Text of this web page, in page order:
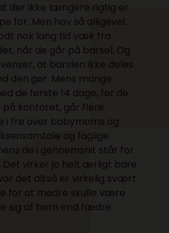
der ikke længere rigtig er
for. Men hov så alligevel.
nok lang tid væk fra
når de går på barsel. Og
at barslen ikke deles
den gør. Mens mange
de første 14 dage, før de
kontoret, går flere
i frø over babymoms og
og faglige
de i gennemsnit står for
Det virker jo helt ærligt bare
det altså er virkelig svært
for at mødre skulle være
sig af børn end fædre.